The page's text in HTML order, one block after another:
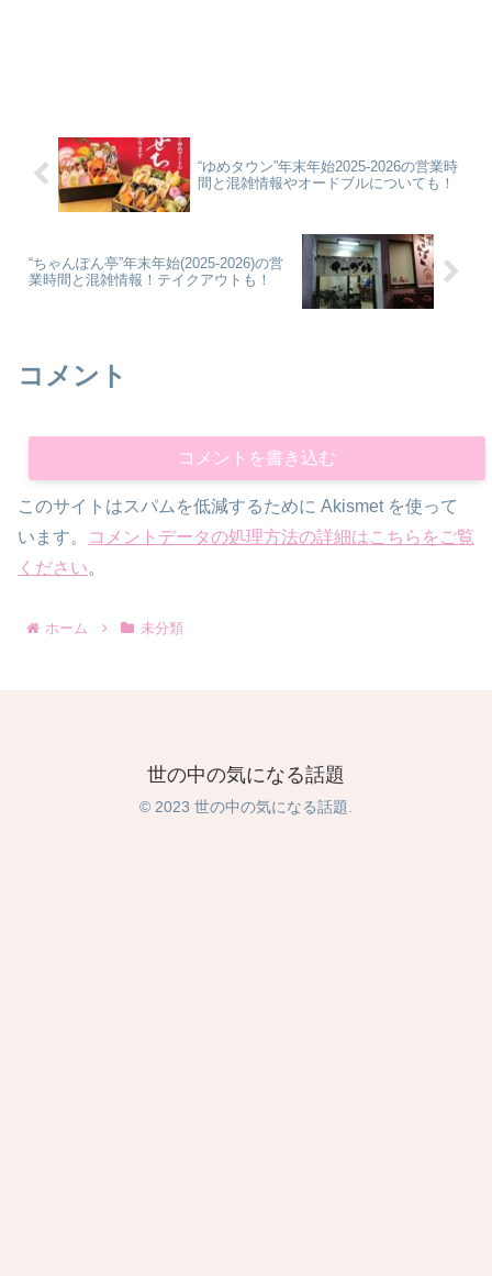
“ゆめタウン”年末年始2025-2026の営業時
間と混雑情報やオードブルについても！
“ちゃんぽん亭”年末年始(2025-2026)の営
業時間と混雑情報！テイクアウトも！
コメント
コメントを書き込む
このサイトはスパムを低減するために Akismet を使って
います。
コメントデータの処理方法の詳細はこちらをご覧
ください。
ホーム 未分類
世の中の気になる話題
© 2023 世の中の気になる話題.